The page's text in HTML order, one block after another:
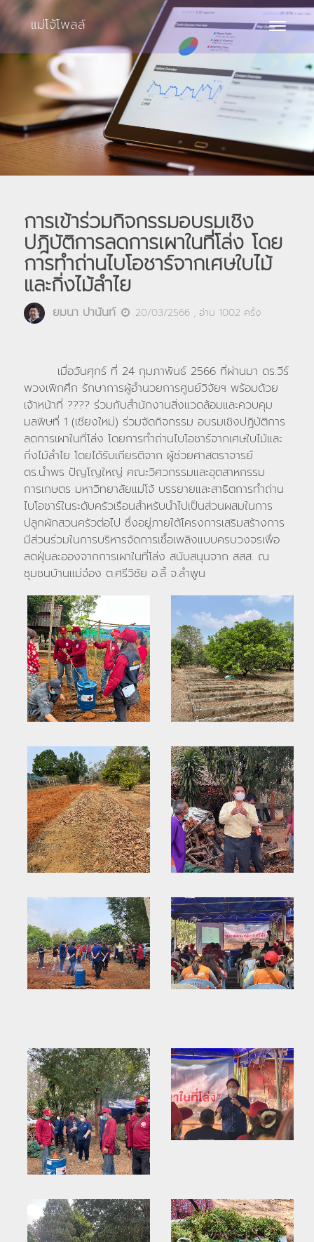
Toggle
แม่โจ้โพลล์
การเข้าร่วมกิจกรรมอบรมเชิง
ปฎิบัติการลดการเผาในที่โล่ง โดย
การทำถ่านไบโอชาร์จากเศษใบไม้
และกิ่งไม้ลำไย
ยมนา ปานันท์ 20/03/2566, อ่าน 1002 ครั้ง
เมื่อวันศุกร์ ที่ 24 กุมภาพันธ์ 2566 ที่ผ่านมา ดร.วีร์
พวงเพิกศึก รักษาการผู้อำนวยการศูนย์วิจัยฯ พร้อมด้วย
เจ้าหน้าที่ ???? ร่วมกับสำนักงานสิ่งแวดล้อมและควบคุม
มลพิษที่ 1 (เชียงใหม่) ร่วมจัดกิจกรรม อบรมเชิงปฎิบัติการ
ลดการเผาในที่โล่ง โดยการทำถ่านไบโอชาร์จากเศษใบไม้และ
กิ่งไม้ลำไย โดยได้รับเกียรติจาก ผู้ช่วยศาสตราจารย์
ดร.นำพร ปัญโญใหญ่ คณะวิศวกรรมและอุตสาหกรรม
การเกษตร มหาวิทยาลัยแม่โจ้ บรรยายและสาธิตการทำถ่าน
ไบโอชาร์ในระดับครัวเรือนสำหรับนำไปเป็นส่วนผสมในการ
ปลูกผักสวนครัวต่อไป ซึ่งอยู่ภายใต้โครงการเสริมสร้างการ
มีส่วนร่วมในการบริหารจัดการเชื้อเพลิงแบบครบวงจรเพื่อ
ลดฝุ่นละอองจากการเผาในที่โล่ง สนับสนุนจาก สสส. ณ
ชุมชนบ้านแม่จ๋อง ต.ศรีวิชัย อ.ลี้ จ.ลำพูน